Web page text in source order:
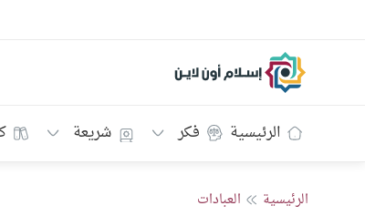
إسلام أون لاين
الرئيسية فكر شريعة
الرئيسية العبادات